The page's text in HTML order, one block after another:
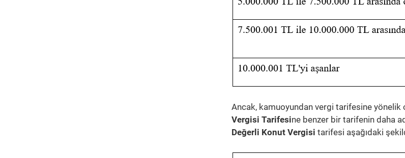
Ancak, kamuoyundan vergi tarifesine
Vergisi Tarifesine benzer bir tarifenin daha
Değerli Konut Vergisi tarifesi aşağıdaki